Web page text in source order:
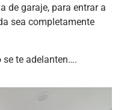
de garaje, para entrar a
sea completamente
se te adelanten….